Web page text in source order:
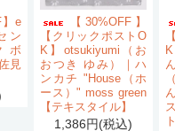
】e
ン
ボ
見
【30%OFF】
【クリックポストO
K】otsukiyumi（お
おつき ゆみ）｜ハ
ンカチ "House（ホ
ース）" moss green
【テキスタイル】
1,386円(税込)